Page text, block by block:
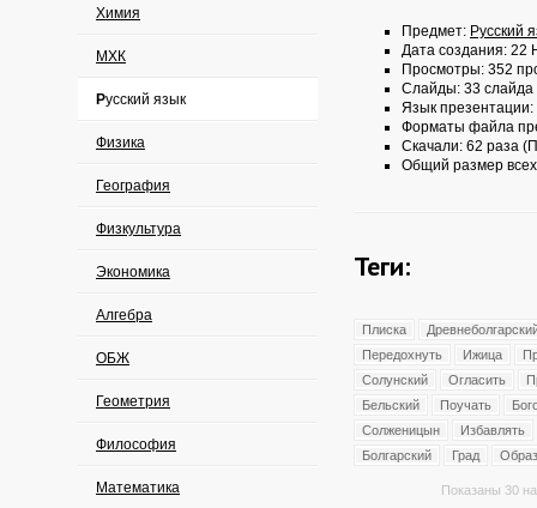
Химия
МХК
Русский язык
Физика
География
Физкультура
Экономика
Алгебра
ОБЖ
Геометрия
Философия
Математика
Предмет: Русский
Дата создания: 22
Просмотры: 352
Слайды: 33 слайда
Язык презентации:
Форматы файла
Скачали: 62 раза
Общий размер
Теги:
Плиска
Передохнуть
Ижица
Солунский
Огласить
Бельский
Поучать
Солженицын
Избавлять
Болгарский
Град
Показаны 30